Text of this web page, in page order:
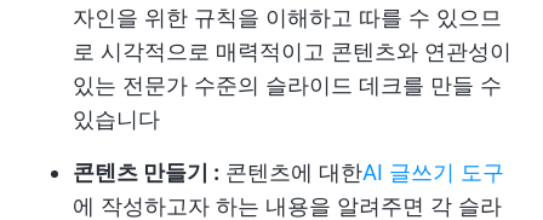
자인을 위한 규칙을 이해하고 따를 수 있으므
로 시각적으로 매력적이고 콘텐츠와 연관성이
있는 전문가 수준의 슬라이드 데크를 만들 수
있습니다
콘텐츠 만들기 : 콘텐츠에 대한AI 글쓰기 도구
에 작성하고자 하는 내용을 알려주면 각 슬라